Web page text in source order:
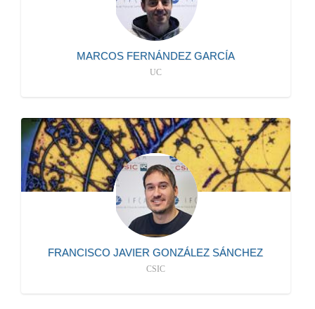
MARCOS FERNÁNDEZ GARCÍA
UC
FRANCISCO JAVIER GONZÁLEZ SÁNCHEZ
CSIC
942206711
S120
mailto:gsanchez@ifca.unican.es
CONTRATADO/A LABORAL